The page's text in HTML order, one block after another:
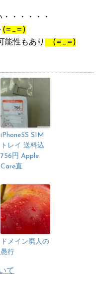
・・・・・
(=_=)
能性もあり
(=_=)
iPhone5S SIM
トレイ 送料込
756円 Apple
Care直
ドメイン廃人の
愚行
て